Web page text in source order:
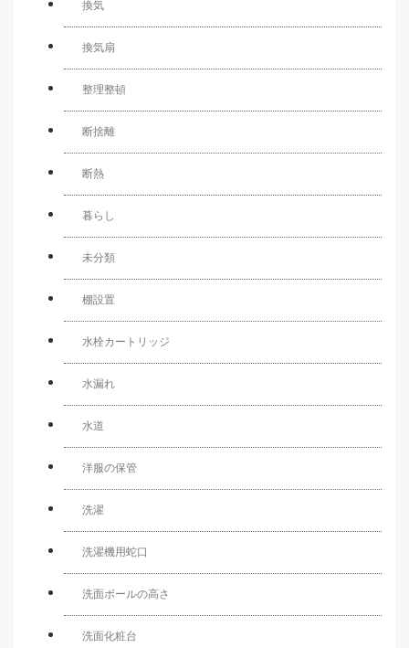
換気
換気扇
整理整頓
断捨離
断熱
暮らし
未分類
棚設置
水栓カートリッジ
水漏れ
水道
洋服の保管
洗濯
洗濯機用蛇口
洗面ボールの高さ
洗面化粧台